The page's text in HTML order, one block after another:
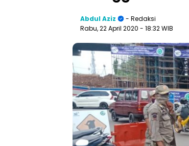
Abdul Aziz
- Redaksi
Rabu, 22 April 2020 - 18:32 WIB